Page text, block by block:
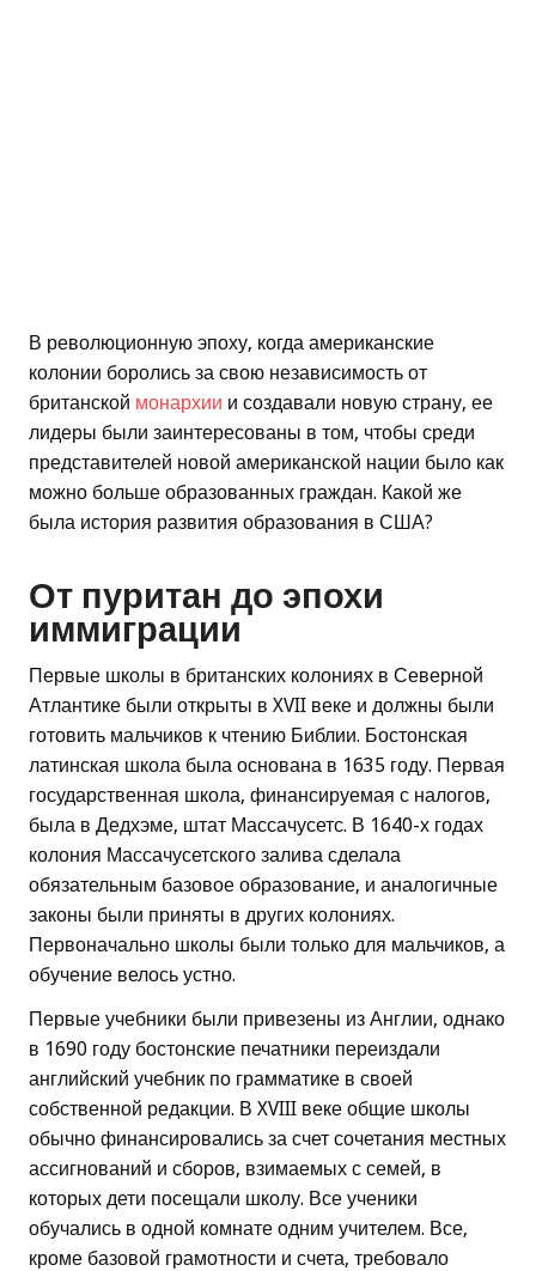
В революционную эпоху, когда американские
колонии боролись за свою независимость от
британской монархии и создавали новую страну, ее
лидеры были заинтересованы в том, чтобы среди
представителей новой американской нации было как
можно больше образованных граждан. Какой же
была история развития образования в США?
От пуритан до эпохи
иммиграции
Первые школы в британских колониях в Северной
Атлантике были открыты в XVII веке и должны были
готовить мальчиков к чтению Библии. Бостонская
латинская школа была основана в 1635 году. Первая
государственная школа, финансируемая с налогов,
была в Дедхэме, штат Массачусетс. В 1640-х годах
колония Массачусетского залива сделала
обязательным базовое образование, и аналогичные
законы были приняты в других колониях.
Первоначально школы были только для мальчиков, а
обучение велось устно.
Первые учебники были привезены из Англии, однако
в 1690 году бостонские печатники переиздали
английский учебник по грамматике в своей
собственной редакции. В XVIII веке общие школы
обычно финансировались за счет сочетания местных
ассигнований и сборов, взимаемых с семей, в
которых дети посещали школу. Все ученики
обучались в одной комнате одним учителем. Все,
кроме базовой грамотности и счета, требовало